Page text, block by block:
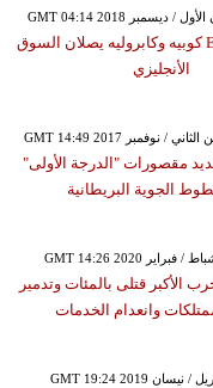
مرسيدس E350 كوبيه وكابروليه يصلان السوق
الأنجليزي
مقصورات "الدرجة الأولى"
الجوية البريطانية
الأكبر قتلى بالمئات وتدمير
وانعدام الخدمات